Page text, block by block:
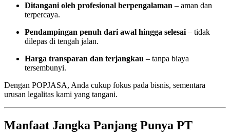
Ditangani oleh profesional berpengalaman – aman dan
terpercaya.
Pendampingan penuh dari awal hingga selesai – tidak
dilepas di tengah jalan.
Harga transparan dan terjangkau – tanpa biaya
tersembunyi.
Dengan POPJASA, Anda cukup fokus pada bisnis, sementara
urusan legalitas kami yang tangani.
Manfaat Jangka Panjang Punya PT